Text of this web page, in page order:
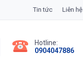
Tin tức Liên hệ
Hotline:
0904047886